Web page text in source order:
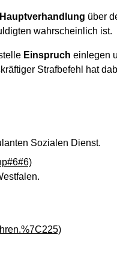
über
wahrscheinlich ist.
Einspruch einlegen
Strafbefehl hat
Sozialen Dienst.